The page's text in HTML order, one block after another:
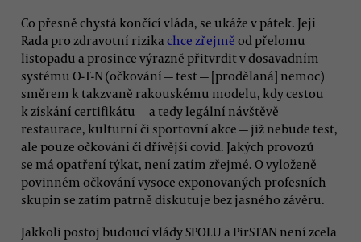
Co přesně chystá končící vláda, se ukáže v pátek. Její
Rada pro zdravotní rizika chce zřejmě od přelomu
listopadu a prosince výrazně přitvrdit v dosavadním
systému O-T-N (očkování — test — [prodělaná] nemoc)
směrem k takzvaně rakouskému modelu, kdy cestou
k získání certifikátu — a tedy legální návštěvě
restaurace, kulturní či sportovní akce — již nebude test,
ale pouze očkování či dřívější covid. Jakých provozů
se má opatření týkat, není zatím zřejmé. O vyloženě
povinném očkování vysoce exponovaných profesních
skupin se zatím patrně diskutuje bez jasného závěru.
Jakkoli postoj budoucí vlády SPOLU a PirSTAN není zcela